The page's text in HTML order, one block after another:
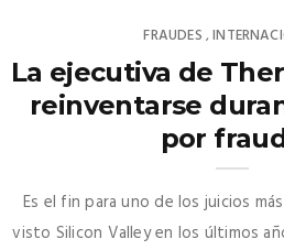
FRAUDES ,
La ejecutiva de
reinventarse
por
Es el fin para uno de los juicios
visto Silicon Valley en los últimos